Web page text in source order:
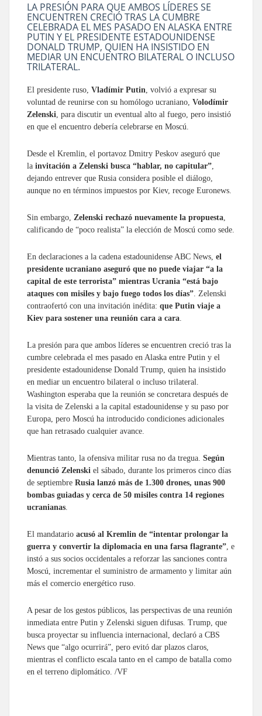
LA PRESIÓN PARA QUE AMBOS LÍDERES SE
ENCUENTREN CRECIÓ TRAS LA CUMBRE
CELEBRADA EL MES PASADO EN ALASKA ENTRE
PUTIN Y EL PRESIDENTE ESTADOUNIDENSE
DONALD TRUMP, QUIEN HA INSISTIDO EN
MEDIAR UN ENCUENTRO BILATERAL O INCLUSO
TRILATERAL.
El presidente ruso, Vladímir Putin, volvió a expresar su
voluntad de reunirse con su homólogo ucraniano, Volodímir
Zelenski, para discutir un eventual alto al fuego, pero insistió
en que el encuentro debería celebrarse en Moscú.
Desde el Kremlin, el portavoz Dmitry Peskov aseguró que
la invitación a Zelenski busca “hablar, no capitular”,
dejando entrever que Rusia considera posible el diálogo,
aunque no en términos impuestos por Kiev, recoge Euronews.
Sin embargo, Zelenski rechazó nuevamente la propuesta,
calificando de “poco realista” la elección de Moscú como sede.
En declaraciones a la cadena estadounidense ABC News, el
presidente ucraniano aseguró que no puede viajar “a la
capital de este terrorista” mientras Ucrania “está bajo
ataques con misiles y bajo fuego todos los días”. Zelenski
contraofertó con una invitación inédita: que Putin viaje a
Kiev para sostener una reunión cara a cara.
La presión para que ambos líderes se encuentren creció tras la
cumbre celebrada el mes pasado en Alaska entre Putin y el
presidente estadounidense Donald Trump, quien ha insistido
en mediar un encuentro bilateral o incluso trilateral.
Washington esperaba que la reunión se concretara después de
la visita de Zelenski a la capital estadounidense y su paso por
Europa, pero Moscú ha introducido condiciones adicionales
que han retrasado cualquier avance.
Mientras tanto, la ofensiva militar rusa no da tregua. Según
denunció Zelenski el sábado, durante los primeros cinco días
de septiembre Rusia lanzó más de 1.300 drones, unas 900
bombas guiadas y cerca de 50 misiles contra 14 regiones
ucranianas.
El mandatario acusó al Kremlin de “intentar prolongar la
guerra y convertir la diplomacia en una farsa flagrante”, e
instó a sus socios occidentales a reforzar las sanciones contra
Moscú, incrementar el suministro de armamento y limitar aún
más el comercio energético ruso.
A pesar de los gestos públicos, las perspectivas de una reunión
inmediata entre Putin y Zelenski siguen difusas. Trump, que
busca proyectar su influencia internacional, declaró a CBS
News que “algo ocurrirá”, pero evitó dar plazos claros,
mientras el conflicto escala tanto en el campo de batalla como
en el terreno diplomático. /VF